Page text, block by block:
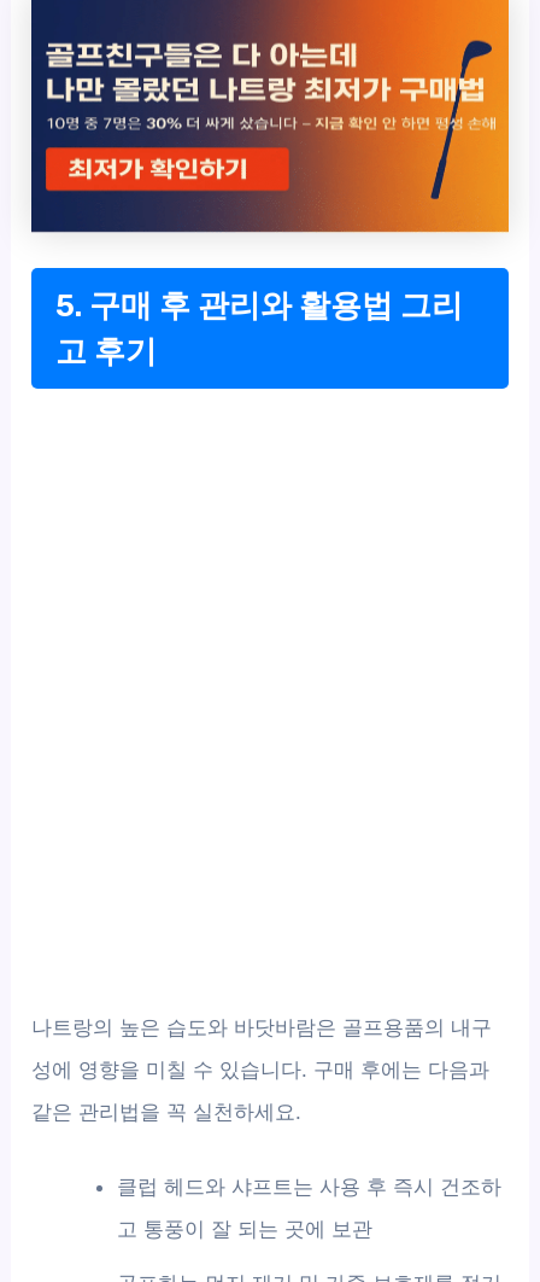
5. 구매 후 관리와 활용법 그리
고 후기
나트랑의 높은 습도와 바닷바람은 골프용품의 내구
성에 영향을 미칠 수 있습니다. 구매 후에는 다음과
같은 관리법을 꼭 실천하세요.
클럽 헤드와 샤프트는 사용 후 즉시 건조하
고 통풍이 잘 되는 곳에 보관